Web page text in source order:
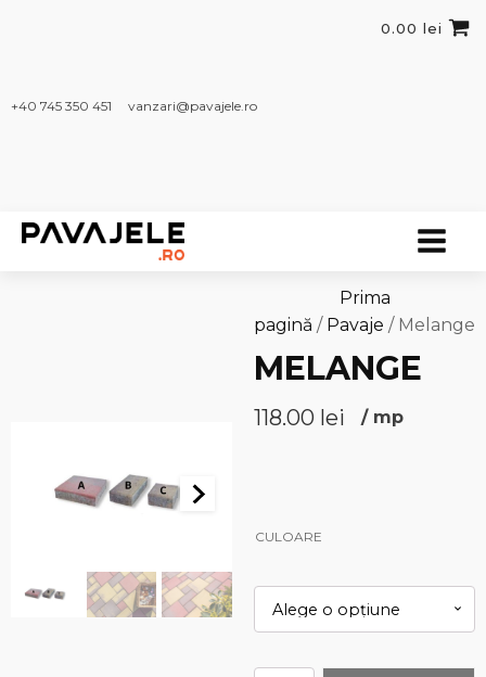
+40 745 350 451​ vanzari@pavajele.ro
0.00 lei
Prima
pagină / Pavaje / Melange
MELANGE
118.00 lei / mp
CULOARE